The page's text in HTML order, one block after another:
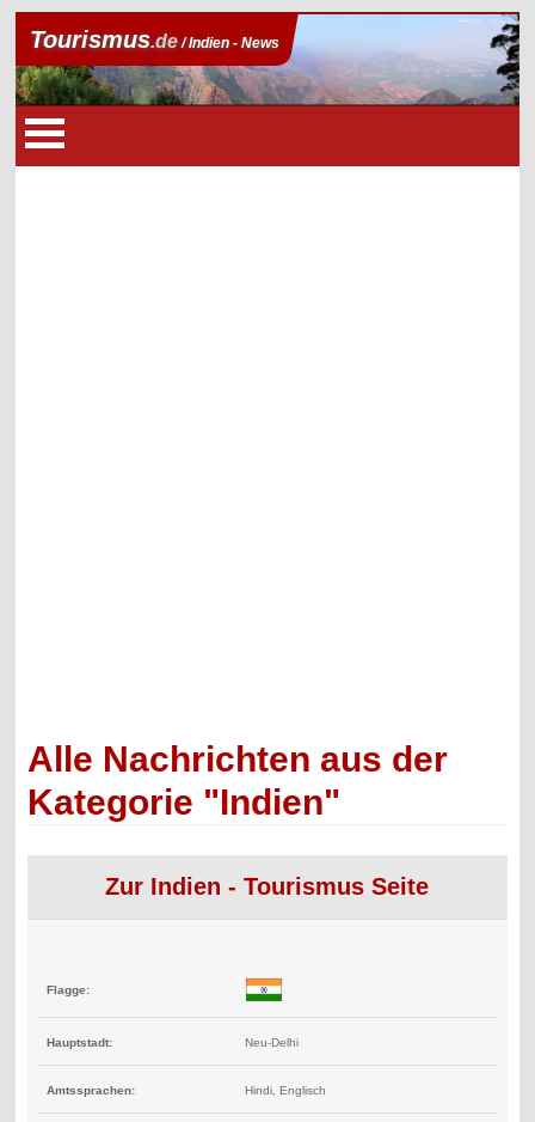
Tourismus.de/ Indien - News
Alle Nachrichten aus der
Kategorie "Indien"
Zur Indien - Tourismus Seite
Flagge:
Hauptstadt: Neu-Delhi
Amtssprachen: Hindi, Englisch